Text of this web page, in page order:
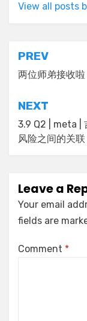
View all posts
Post
PREV
两位师弟接收啦
NEXT
3.9 Q2 | meta |
风险之间的关
Leave a
Your email
fields are
Comment *